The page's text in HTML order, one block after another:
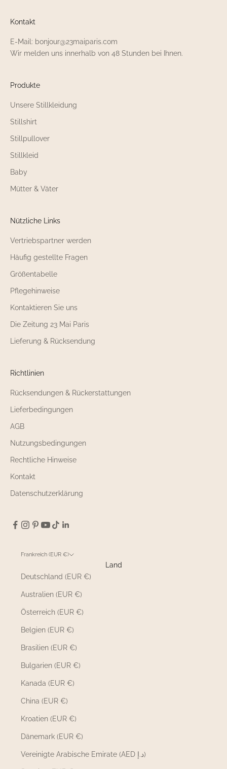
Kontakt
E-Mail: bonjour@23maiparis.com
Wir melden uns innerhalb von 48 Stunden bei Ihnen.
Produkte
Unsere Stillkleidung
Stillshirt
Stillpullover
Stillkleid
Baby
Mütter & Väter
Nützliche Links
Vertriebspartner werden
Häufig gestellte Fragen
Größentabelle
Pflegehinweise
Kontaktieren Sie uns
Die Zeitung 23 Mai Paris
Lieferung & Rücksendung
Richtlinien
Rücksendungen & Rückerstattungen
Lieferbedingungen
AGB
Nutzungsbedingungen
Rechtliche Hinweise
Kontakt
Datenschutzerklärung
Frankreich (EUR €)
Land
Deutschland (EUR €)
Australien (EUR €)
Österreich (EUR €)
Belgien (EUR €)
Brasilien (EUR €)
Bulgarien (EUR €)
Kanada (EUR €)
China (EUR €)
Kroatien (EUR €)
Dänemark (EUR €)
Vereinigte Arabische Emirate (AED د.إ)